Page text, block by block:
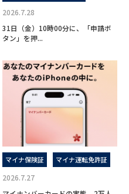
2026.7.28
31日（金）10時00分に、「申請ボ
タン」を押...
マイナ保険証 マイナ運転免許証
2026.7.27